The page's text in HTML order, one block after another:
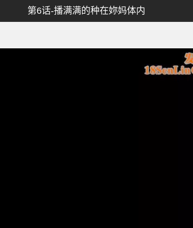
第6话-播满满的种在妳妈体内